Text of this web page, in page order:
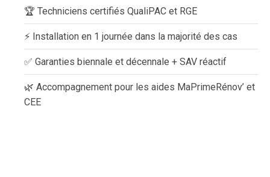
🏆 Techniciens certifiés QualiPAC et RGE
⚡ Installation en 1 journée dans la majorité des cas
✅ Garanties biennale et décennale + SAV réactif
🌿 Accompagnement pour les aides MaPrimeRénov’ et
CEE